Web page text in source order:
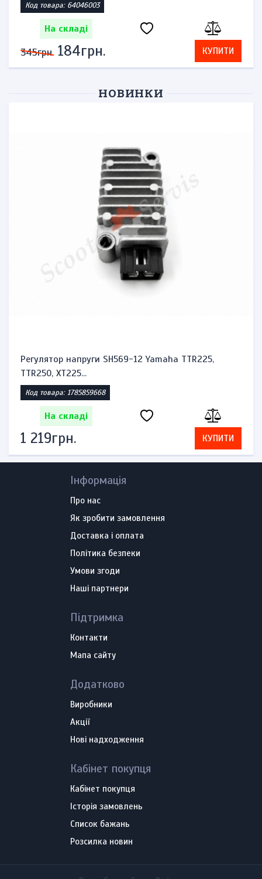
Код товара: 64046003
На складі
345грн. 184грн. КУПИТИ
НОВИНКИ
Регулятор напруги SH569-12 Yamaha TTR225,
TTR250, XT225...
Код товара: 1785859668
На складі
1 219грн. КУПИТИ
Інформація
Про нас
Як зробити замовлення
Доставка і оплата
Політика безпеки
Умови згоди
Наші партнери
Підтримка
Контакти
Мапа сайту
Додатково
Виробники
Акції
Нові надходження
Кабінет покупця
Кабінет покупця
Історія замовлень
Список бажань
Розсилка новин